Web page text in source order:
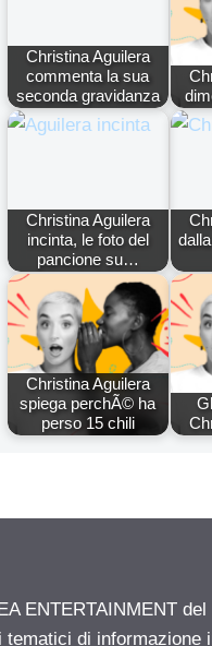
Christina Aguilera
commenta la sua
seconda gravidanza
Christina Aguilera
incinta, le foto del
pancione su…
Christina Aguilera
spiega perchÃ© ha
perso 15 chili
ENTERTAINMENT
di informazione